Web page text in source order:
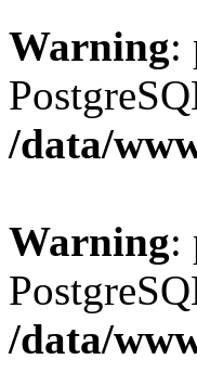
Warning:
/data/
Warning:
/data/